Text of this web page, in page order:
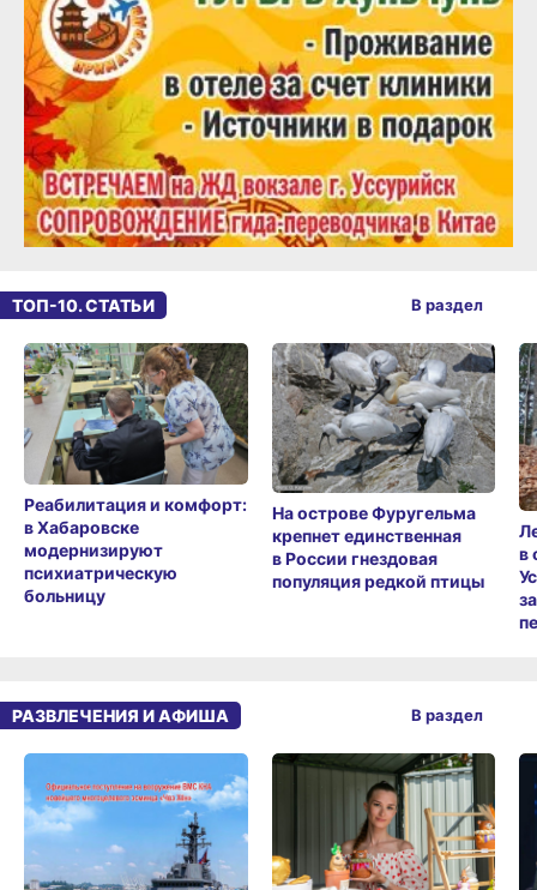
ТОП-10. СТАТЬИ
Реабилитация и комфорт:
в Хабаровске
модернизируют
психиатрическую
больницу
На острове Фуругельма
крепнет единственная
в России гнездовая
популяция редкой птицы
в
В раздел
РАЗВЛЕЧЕНИЯ И АФИША В раздел